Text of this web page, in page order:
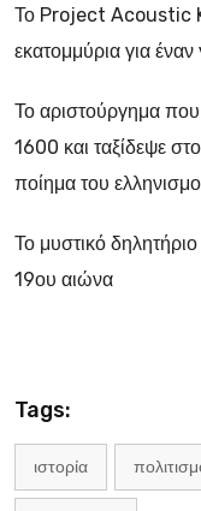
Το Project Acoustic
εκατομμύρια για
Το αριστούργημα
1600 και ταξίδεψε
ποίημα του
Το μυστικό
19ου αιώνα
Tags:
ιστορία